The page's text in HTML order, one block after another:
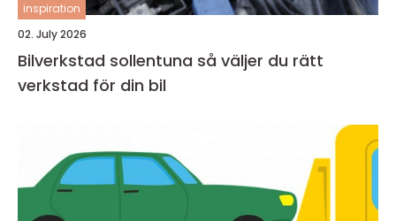
inspiration
02. July 2026
Bilverkstad sollentuna så väljer du rätt
verkstad för din bil